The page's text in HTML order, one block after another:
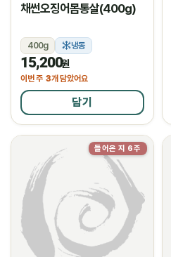
채썬오징어몸통살(400g)
400g 냉동
15,200원
이번 주 3개 담았어요
담기
들어온 지 6주